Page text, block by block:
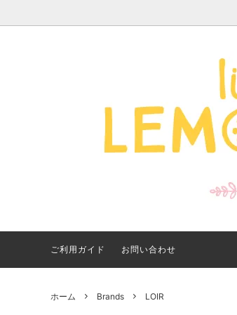
Apparel -アパレル-
サイズで探す
【夏アイテム特集】 2026
年最新！子ども用水着・浮
き輪 アイテム
ご利用ガイド お問い合わせ
ホーム Brands LOIR